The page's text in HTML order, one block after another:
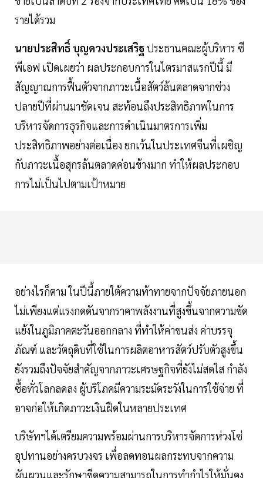
รายได้รวม
นายประสิทธิ์ บุญดวงประเสริฐประธานคณะผู้บริหาร ซี
พีเอฟ เปิดเผยว่า ผลประกอบการในไตรมาสแรกปีนี้ มี
สัญญาณการฟื้นตัวจากภาวะเนื้อสัตว์ล้นตลาดจากช่วง
ปลายปีที่ผ่านมาชัดเจน สะท้อนถึงประสิทธิภาพในการ
บริหารจัดการธุรกิจและการดำเนินมาตรการเพิ่ม
ประสิทธิภาพอย่างต่อเนื่อง ยกเว้นในประเทศจีนที่เผชิญ
กับภาวะเนื้อสุกรล้นตลาดค่อนข้างมาก ทำให้ผลประกอบ
การไม่เป็นไปตามเป้าหมาย
อย่างไรก็ตาม ในปีนี้ภายใต้ความท้าทายจากปัจจัยภายนอก
ไม่เพียงแต่แรงกดดันจากราคาพลังงานที่สูงขึ้นจากความขัด
แย้งในภูมิภาคตะวันออกกลาง ที่ทำให้ค่าขนส่ง ค่าบรรจุ
ภัณฑ์ และวัตถุดิบที่ใช้ในการผลิตอาหารสัตว์ปรับตัวสูงขึ้น
ยังรวมถึงปัจจัยสำคัญจากภาวะเศรษฐกิจที่ยังไม่สดใส กำลัง
ซื้อทั่วโลกลดลง ผู้บริโภคมีความระมัดระวังในการใช้จ่าย ที่
อาจก่อให้เกิดภาวะเงินฝืดในหลายประเทศ
บริษัทฯได้เตรียมความพร้อมผ่านการบริหารจัดการห่วงโซ่
อุปทานอย่างครบวงจร เพื่อลดทอนผลกระทบจากความ
ผันผวนและรักษาขีดความสามารถในการทำกำไรให้มั่นคง